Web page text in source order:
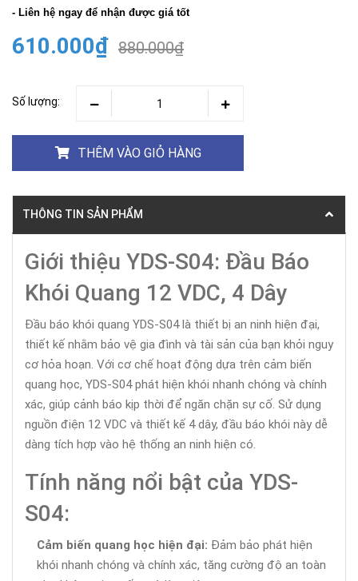
- Liên hệ ngay để nhận được giá tốt
610.000₫ 880.000₫
Số lượng:
THÊM VÀO GIỎ HÀNG
THÔNG TIN SẢN PHẨM
Giới thiệu YDS-S04: Đầu Báo
Khói Quang 12 VDC, 4 Dây
Đầu báo khói quang YDS-S04 là thiết bị an ninh hiện đại,
thiết kế nhằm bảo vệ gia đình và tài sản của bạn khỏi nguy
cơ hỏa hoạn. Với cơ chế hoạt động dựa trên cảm biến
quang học, YDS-S04 phát hiện khói nhanh chóng và chính
xác, giúp cảnh báo kịp thời để ngăn chặn sự cố. Sử dụng
nguồn điện 12 VDC và thiết kế 4 dây, đầu báo khói này dễ
dàng tích hợp vào hệ thống an ninh hiện có.
Tính năng nổi bật của YDS-
S04:
Cảm biến quang học hiện đại: Đảm bảo phát hiện
khói nhanh chóng và chính xác, tăng cường độ an toàn